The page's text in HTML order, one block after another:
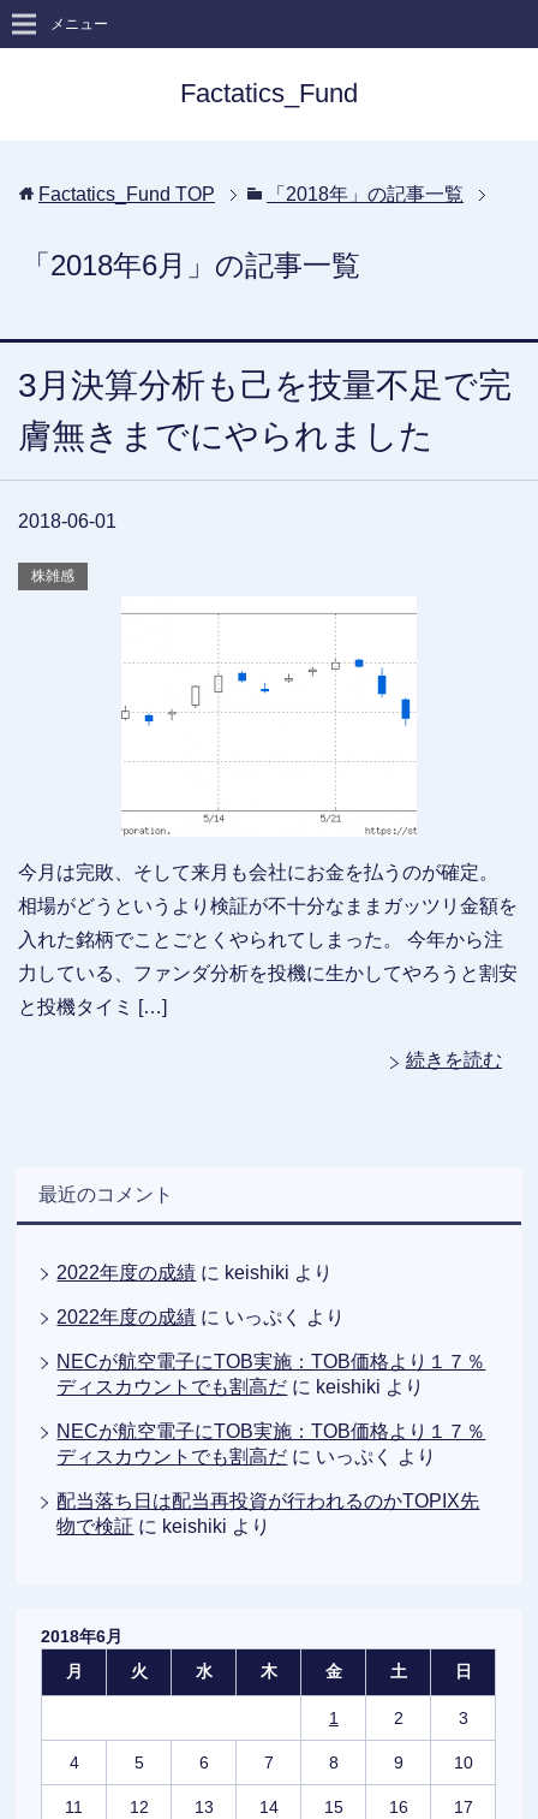
Factatics_Fund
メニュー
Factatics_Fund TOP 「2018年」の記事一覧
「2018年6月」の記事一覧
3月決算分析も己を技量不足で完
膚無きまでにやられました
2018-06-01
株雑感
今月は完敗、そして来月も会社にお金を払うのが確定。
相場がどうというより検証が不十分なままガッツリ金額を
入れた銘柄でことごとくやられてしまった。 今年から注
力している、ファンダ分析を投機に生かしてやろうと割安
と投機タイミ […]
続きを読む
最近のコメント
2022年度の成績 に keishiki より
2022年度の成績 に いっぷく より
NECが航空電子にTOB実施：TOB価格より１７％
ディスカウントでも割高だ に keishiki より
NECが航空電子にTOB実施：TOB価格より１７％
ディスカウントでも割高だ に いっぷく より
配当落ち日は配当再投資が行われるのかTOPIX先
物で検証 に keishiki より
2018年6月
月
火 水 木 金 土 日
1 2 3
4 5 6 7 8 9 10
11 12 13 14 15 16 17